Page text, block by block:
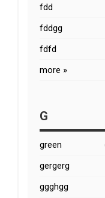
fdd
fddgg
fdfd
more »
G
green
gergerg
ggghgg